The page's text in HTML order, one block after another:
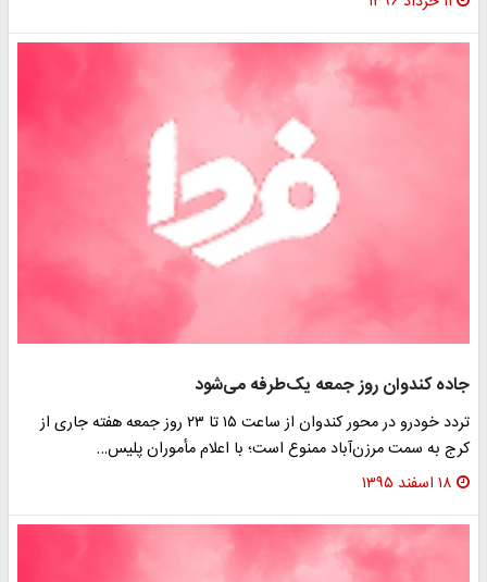
جاده کندوان روز جمعه یک‌طرفه می‌شود
تردد خودرو در محور کندوان از ساعت ۱۵ تا ۲۳ روز جمعه هفته جاری از
کرج به سمت مرزن‌آباد ممنوع است؛ با اعلام مأموران پلیس…
۱۸ اسفند ۱۳۹۵